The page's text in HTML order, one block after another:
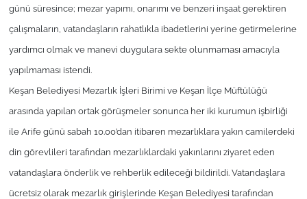
günü süresince; mezar yapımı, onarımı ve benzeri inşaat gerektiren
çalışmaların, vatandaşların rahatlıkla ibadetlerini yerine getirmelerine
yardımcı olmak ve manevi duygulara sekte olunmaması amacıyla
yapılmaması istendi.
Keşan Belediyesi Mezarlık İşleri Birimi ve Keşan İlçe Müftülüğü
arasında yapılan ortak görüşmeler sonunca her iki kurumun işbirliği
ile Arife günü sabah 10.00’dan itibaren mezarlıklara yakın camilerdeki
din görevlileri tarafından mezarlıklardaki yakınlarını ziyaret eden
vatandaşlara önderlik ve rehberlik edileceği bildirildi. Vatandaşlara
ücretsiz olarak mezarlık girişlerinde Keşan Belediyesi tarafından
Genel
Flaş Haber
Dış Haberler
Magazin